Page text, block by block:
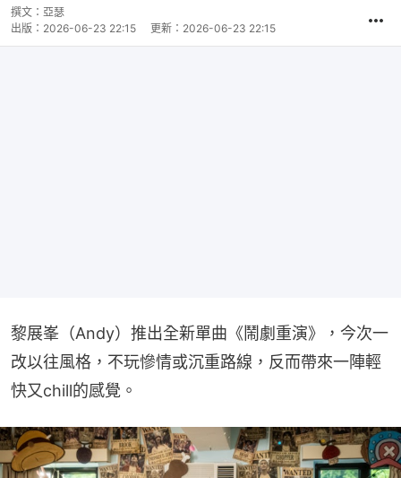
撰文： 亞瑟
出版： 2026-06-23 22:15 更新： 2026-06-23 22:15
黎展峯（Andy）推出全新單曲《鬧劇重演》，今次一
改以往風格，不玩慘情或沉重路線，反而帶來一陣輕
快又chill的感覺。